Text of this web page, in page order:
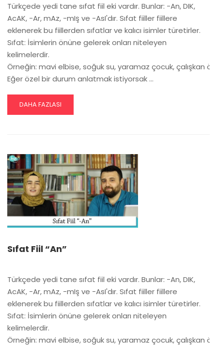
Türkçede yedi tane sıfat fiil eki vardır. Bunlar: -An, DIK,
AcAK, -Ar, mAz, -mIş ve -AsI'dır. Sıfat fiiller fiillere
eklenerek bu fiillerden sıfatlar ve kalıcı isimler türetirler.
Sıfat: İsimlerin önüne gelerek onları niteleyen
kelimelerdir.
Örneğin: mavi elbise, soğuk su, yaramaz çocuk, çalışkan
Eğer özel bir durum anlatmak istiyorsak …
READ
MORE
DAHA FAZLASI
Sıfat Fiil “An”
Türkçede yedi tane sıfat fiil eki vardır. Bunlar: -An, DIK,
AcAK, -Ar, mAz, -mIş ve -AsI'dır. Sıfat fiiller fiillere
eklenerek bu fiillerden sıfatlar ve kalıcı isimler türetirler.
Sıfat: İsimlerin önüne gelerek onları niteleyen
kelimelerdir.
Örneğin: mavi elbise, soğuk su, yaramaz çocuk, çalışkan